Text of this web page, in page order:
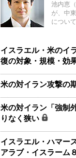
池内恵
が、中
につい
イスラエル・米のイ
復の対象・規模・効
米の対イラン攻撃の
米の対イラン「強制
りなく狭い
イスラエル・ハマー
アラブ・イスラーム